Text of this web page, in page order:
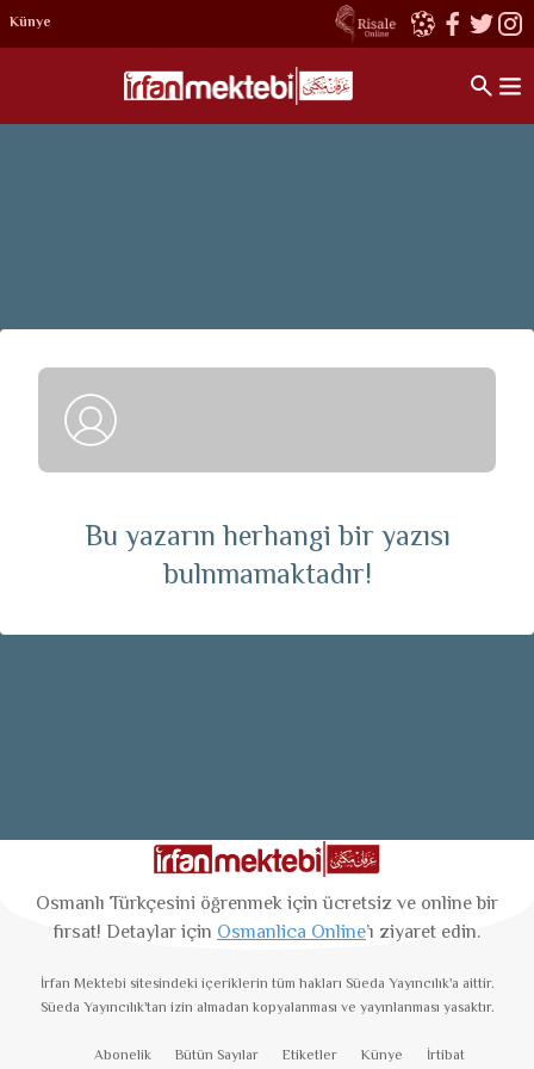
Künye
Bu yazarın herhangi bir yazısı
bulnmamaktadır!
Osmanlı Türkçesini öğrenmek için ücretsiz ve online bir
fırsat! Detaylar için Osmanlica Online’ı ziyaret edin.
İrfan Mektebi sitesindeki içeriklerin tüm hakları Süeda Yayıncılık'a aittir.
Süeda Yayıncılık'tan izin almadan kopyalanması ve yayınlanması yasaktır.
Abonelik Bütün Sayılar Etiketler Künye İrtibat